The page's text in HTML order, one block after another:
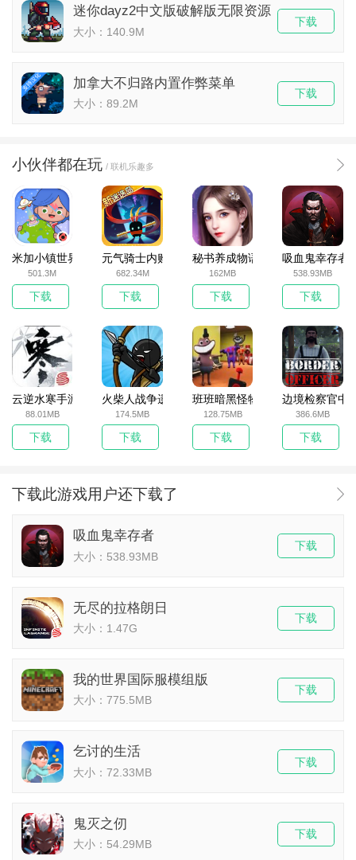
迷你dayz2中文版破解版无限资源
大小：140.9M
下载
加拿大不归路内置作弊菜单
大小：89.2M
下载
小伙伴都在玩 / 联机乐趣多
米加小镇世界2025官方版
501.3M
下载
元气骑士内购破解版
682.34M
下载
秘书养成物语
162MB
下载
吸血鬼幸存者
538.93MB
下载
云逆水寒手游
88.01MB
下载
火柴人战争遗产无敌版
174.5MB
下载
班班暗黑怪物生存挑战5
128.75MB
下载
边境检察官中
386.6MB
下载
下载此游戏用户还下载了
吸血鬼幸存者
大小：538.93MB
下载
无尽的拉格朗日
大小：1.47G
下载
我的世界国际服模组版
大小：775.5MB
下载
乞讨的生活
大小：72.33MB
下载
鬼灭之仞
大小：54.29MB
下载